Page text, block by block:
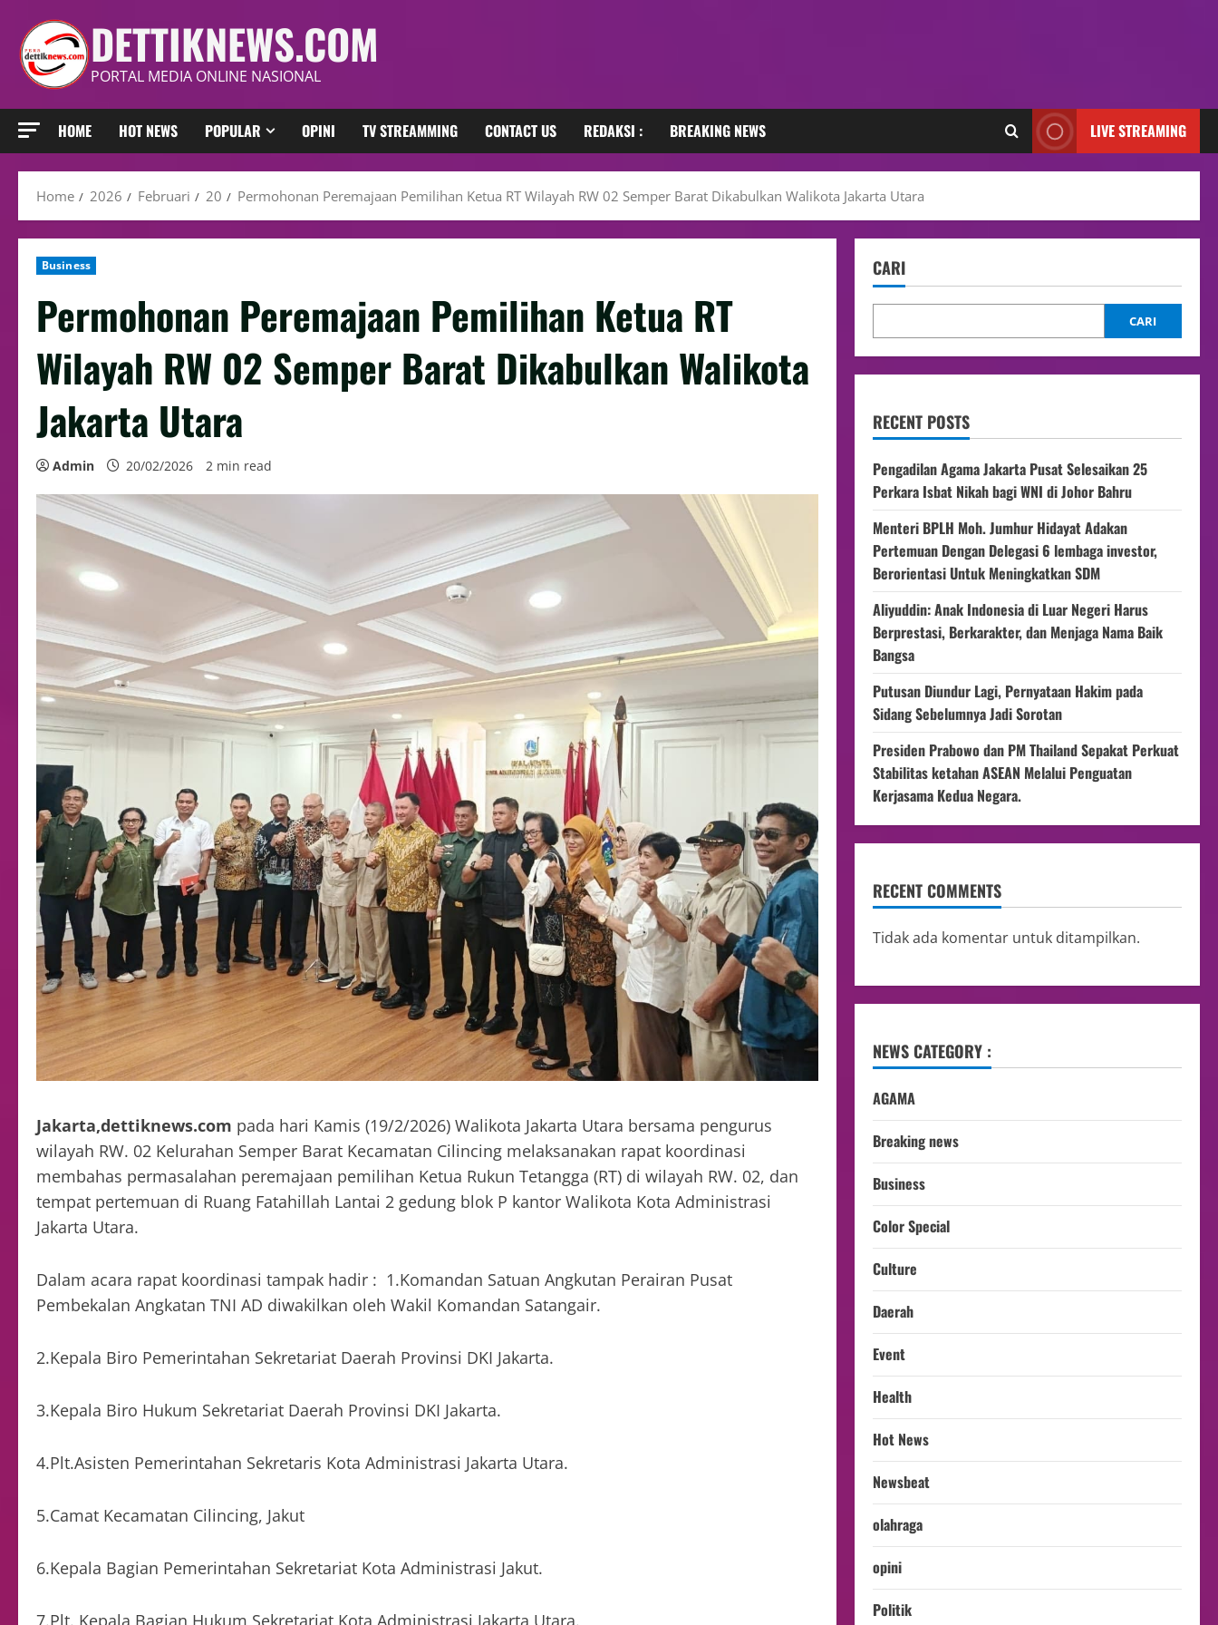
DETTIKNEWS.COM
PORTAL MEDIA ONLINE NASIONAL
HOME HOT NEWS POPULAR OPINI TV STREAMMING CONTACT US REDAKSI : BREAKING NEWS LIVE STREAMING
Home 2026 Februari 20 Permohonan Peremajaan Pemilihan Ketua RT Wilayah RW 02 Semper Barat Dikabulkan Walikota Jakarta Utara
Business
Permohonan Peremajaan Pemilihan Ketua RT
Wilayah RW 02 Semper Barat Dikabulkan Walikota
Jakarta Utara
Admin 20/02/2026 2 min read
Jakarta,dettiknews.com pada hari Kamis (19/2/2026) Walikota Jakarta Utara bersama pengurus
wilayah RW. 02 Kelurahan Semper Barat Kecamatan Cilincing melaksanakan rapat koordinasi
membahas permasalahan peremajaan pemilihan Ketua Rukun Tetangga (RT) di wilayah RW. 02, dan
tempat pertemuan di Ruang Fatahillah Lantai 2 gedung blok P kantor Walikota Kota Administrasi
Jakarta Utara.
Dalam acara rapat koordinasi tampak hadir : 1.Komandan Satuan Angkutan Perairan Pusat
Pembekalan Angkatan TNI AD diwakilkan oleh Wakil Komandan Satangair.
2.Kepala Biro Pemerintahan Sekretariat Daerah Provinsi DKI Jakarta.
3.Kepala Biro Hukum Sekretariat Daerah Provinsi DKI Jakarta.
4.Plt.Asisten Pemerintahan Sekretaris Kota Administrasi Jakarta Utara.
5.Camat Kecamatan Cilincing, Jakut
6.Kepala Bagian Pemerintahan Sekretariat Kota Administrasi Jakut.
7.Plt. Kepala Bagian Hukum Sekretariat Kota Administrasi Jakarta Utara.
CARI
CARI
RECENT POSTS
Pengadilan Agama Jakarta Pusat Selesaikan 25
Perkara Isbat Nikah bagi WNI di Johor Bahru
Menteri BPLH Moh. Jumhur Hidayat Adakan
Pertemuan Dengan Delegasi 6 lembaga investor,
Berorientasi Untuk Meningkatkan SDM
Aliyuddin: Anak Indonesia di Luar Negeri Harus
Berprestasi, Berkarakter, dan Menjaga Nama Baik
Bangsa
Putusan Diundur Lagi, Pernyataan Hakim pada
Sidang Sebelumnya Jadi Sorotan
Presiden Prabowo dan PM Thailand Sepakat Perkuat
Stabilitas ketahan ASEAN Melalui Penguatan
Kerjasama Kedua Negara.
RECENT COMMENTS
Tidak ada komentar untuk ditampilkan.
NEWS CATEGORY :
AGAMA
Breaking news
Business
Color Special
Culture
Daerah
Event
Health
Hot News
Newsbeat
olahraga
opini
Politik